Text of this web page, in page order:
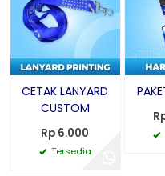
CETAK LANYARD
CUSTOM
Rp 6.000
Tersedia